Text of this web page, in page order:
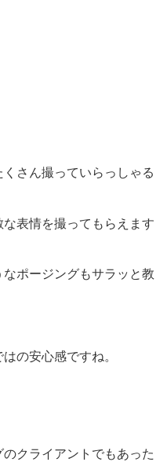
さん撮っていらっしゃる
表情を撮ってもらえます
ポージングもサラッと教
の安心感ですね。
クライアントでもあった